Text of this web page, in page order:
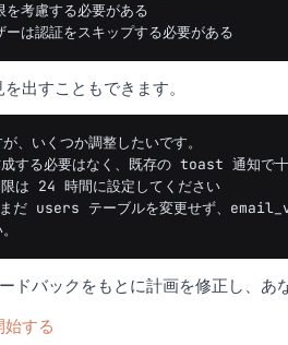
出すこともできます。
、いくつか調整したいです。
する必要はなく、既存の toast 通知で
は 24 時間に設定してください
だ users テーブルを変更せず、
ドバックをもとに計画を修正し、あ
する